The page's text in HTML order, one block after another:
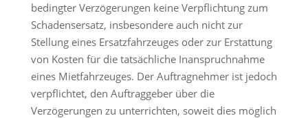
bedingter Verzögerungen keine Verpflichtung zum
Schadensersatz, insbesondere auch nicht zur
Stellung eines Ersatzfahrzeuges oder zur Erstattung
von Kosten für die tatsächliche Inanspruchnahme
eines Mietfahrzeuges. Der Auftragnehmer ist jedoch
verpflichtet, den Auftraggeber über die
Verzögerungen zu unterrichten, soweit dies möglich